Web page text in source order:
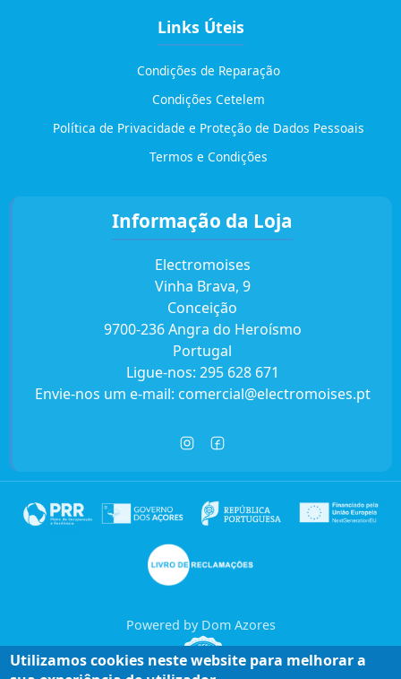
Links Úteis
Condições de Reparação
Condições Cetelem
Política de Privacidade e Proteção de Dados Pessoais
Termos e Condições
Informação da Loja
Electromoises
Vinha Brava, 9
Conceição
9700-236 Angra do Heroísmo
Portugal
Ligue-nos: 295 628 671
Envie-nos um e-mail: comercial@electromoises.pt
Powered by Dom Azores
Utilizamos cookies neste website para melhorar a